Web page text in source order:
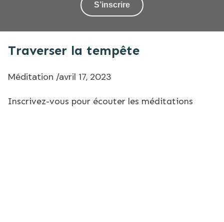
S’inscrire
Traverser la tempête
Méditation /avril 17, 2023
Inscrivez-vous pour écouter les méditations